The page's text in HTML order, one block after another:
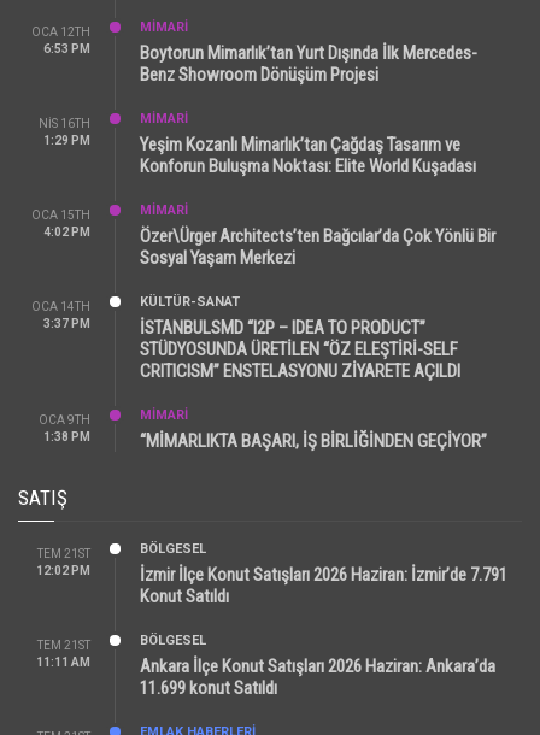
OCA 12TH
6:53 PM
MİMARİ
Boytorun Mimarlık’tan Yurt Dışında İlk Mercedes-
Benz Showroom Dönüşüm Projesi
NIS 16TH
1:29 PM
MİMARİ
Yeşim Kozanlı Mimarlık’tan Çağdaş Tasarım ve
Konforun Buluşma Noktası: Elite World Kuşadası
OCA 15TH
4:02 PM
MİMARİ
Özer\Ürger Architects’ten Bağcılar’da Çok Yönlü Bir
Sosyal Yaşam Merkezi
OCA 14TH
3:37 PM
KÜLTÜR-SANAT
İSTANBULSMD “I2P – IDEA TO PRODUCT”
STÜDYOSUNDA ÜRETİLEN “ÖZ ELEŞTİRİ-SELF
CRITICISM” ENSTELASYONU ZİYARETE AÇILDI
OCA 9TH
1:38 PM
MİMARİ
“MİMARLIKTA BAŞARI, İŞ BİRLİĞİNDEN GEÇİYOR”
SATIŞ
TEM 21ST
12:02 PM
BÖLGESEL
İzmir İlçe Konut Satışları 2026 Haziran: İzmir’de 7.791
Konut Satıldı
TEM 21ST
11:11 AM
BÖLGESEL
Ankara İlçe Konut Satışları 2026 Haziran: Ankara’da
11.699 konut Satıldı
EMLAK HABERLERI